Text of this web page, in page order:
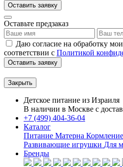
Оставить заявку
Оставьте предзаказ
Даю согласие на обработку
соответствии с Политикой
Оставить заявку
Закрыть
Детское питание из Израиля
В наличии в Москве с
+7 (499) 404-36-04
Каталог
Питание Матерна Кормление
Развивающие игрушки Для
Бренды